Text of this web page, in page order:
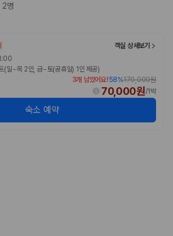
건에 따라 실제 부담 금액이 달라질 수 있습니
시 일정 금액의 면책금이 발생할 수 있습니다.
내에서 면책금 부담이 줄어드는 보험 조건입니
장 조건을 원하는 사용자에게 적합합니다.
택한 렌트카 가격비교 플랫폼
2명
객실 상세보기
(일~목 2인, 금~토(공휴일) 1인 제공)
3개 남았어요!58%170,000원
70,000원/1박
숙소 예약